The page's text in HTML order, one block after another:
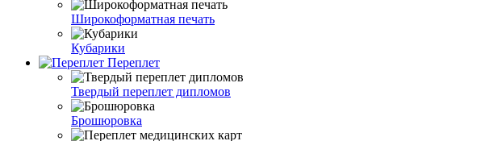
Широкоформатная печать
Кубарики
Переплет
Твердый переплет дипломов
Брошюровка